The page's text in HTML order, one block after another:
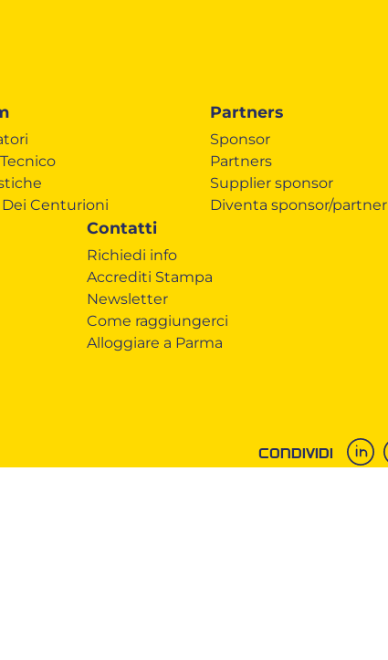
Centurioni
Partners
Sponsor
Partners
Supplier sponsor
Diventa sponsor/partner
Contatti
Richiedi info
Accrediti Stampa
Newsletter
Come raggiungerci
Alloggiare a Parma
CONDIVIDI